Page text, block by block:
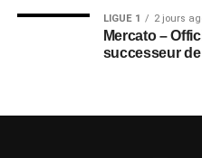
LIGUE 1 2 jours
Mercato –
successeur